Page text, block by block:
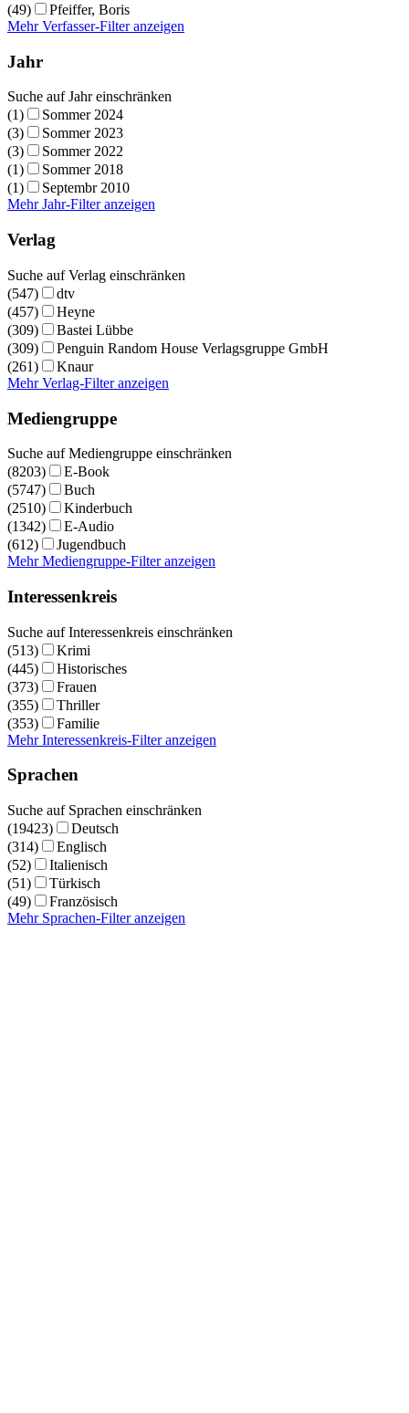
(49)
Pfeiffer, Boris
Mehr Verfasser-Filter anzeigen
Jahr
Suche auf Jahr einschränken
(1)
Sommer 2024
(3)
Sommer 2023
(3)
Sommer 2022
(1)
Sommer 2018
(1)
Septembr 2010
Mehr Jahr-Filter anzeigen
Verlag
Suche auf Verlag einschränken
(547)
dtv
(457)
Heyne
(309)
Bastei Lübbe
(309)
Penguin Random House Verlagsgruppe GmbH
(261)
Knaur
Mehr Verlag-Filter anzeigen
Mediengruppe
Suche auf Mediengruppe einschränken
(8203)
E-Book
(5747)
Buch
(2510)
Kinderbuch
(1342)
E-Audio
(612)
Jugendbuch
Mehr Mediengruppe-Filter anzeigen
Interessenkreis
Suche auf Interessenkreis einschränken
(513)
Krimi
(445)
Historisches
(373)
Frauen
(355)
Thriller
(353)
Familie
Mehr Interessenkreis-Filter anzeigen
Sprachen
Suche auf Sprachen einschränken
(19423)
Deutsch
(314)
Englisch
(52)
Italienisch
(51)
Türkisch
(49)
Französisch
Mehr Sprachen-Filter anzeigen